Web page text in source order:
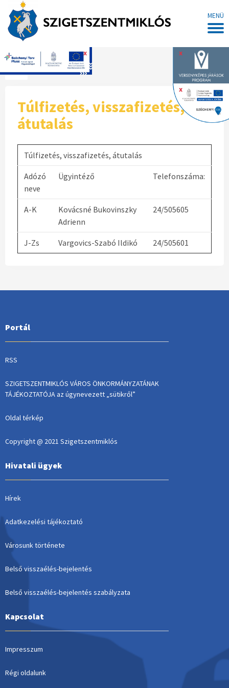
MENÜ
x
x
x
Főoldal
Túlfizetés, visszafizetés,
átutalás
Túlfizetés, visszafizetés, átutalás
Adózó
neve
Ügyintéző Telefonszáma:
A-K
Kovácsné Bukovinszky
Adrienn
24/505605
J-Zs Vargovics-Szabó Ildikó 24/505601
Portál
RSS
SZIGETSZENTMIKLÓS VÁROS ÖNKORMÁNYZATÁNAK
TÁJÉKOZTATÓJA az úgynevezett „sütikről”
Oldal térkép
Copyright @ 2021 Szigetszentmiklós
Hivatali ügyek
Hírek
Adatkezelési tájékoztató
Városunk története
Belső visszaélés-bejelentés
Belső visszaélés-bejelentés szabályzata
Kapcsolat
Impresszum
Régi oldalunk